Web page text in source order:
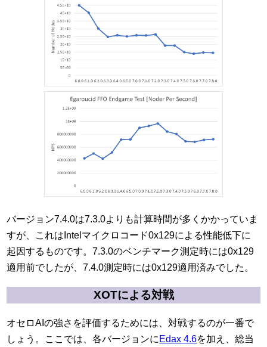
バージョン7.4.0は7.3.0よりも計算時間が多くかかっていま
すが、これはIntelマイクロコード0x129による性能低下に
起因するものです。7.3.0のベンチマーク測定時には0x129
適用前でしたが、7.4.0測定時には0x129適用済みでした。
XOTによる対戦
オセロAIの強さを評価するためには、対戦するのが一番で
しょう。ここでは、各バージョンに Edax 4.6を加え、総当